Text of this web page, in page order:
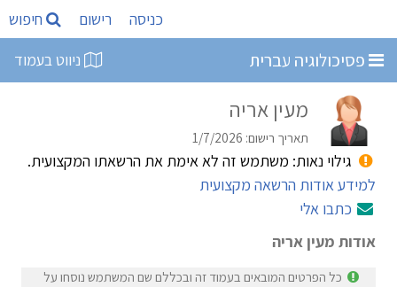
כניסה רישום חיפוש
פסיכולוגיה עברית ניווט בעמוד
מעין אריה
תאריך רישום: 1/7/2026
גילוי נאות: משתמש זה לא אימת את הרשאתו המקצועית.
למידע אודות הרשאה מקצועית
כתבו אלי
אודות מעין אריה
כל הפרטים המובאים בעמוד זה ובכללם שם המשתמש נוסחו על